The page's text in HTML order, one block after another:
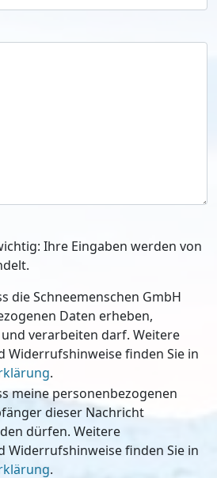
Ihre Eingaben werden von
die Schneemenschen GmbH
Daten erheben,
Widerrufshinweise finden Sie in
.
meine personenbezogenen
dieser Nachricht
Widerrufshinweise finden Sie in
.